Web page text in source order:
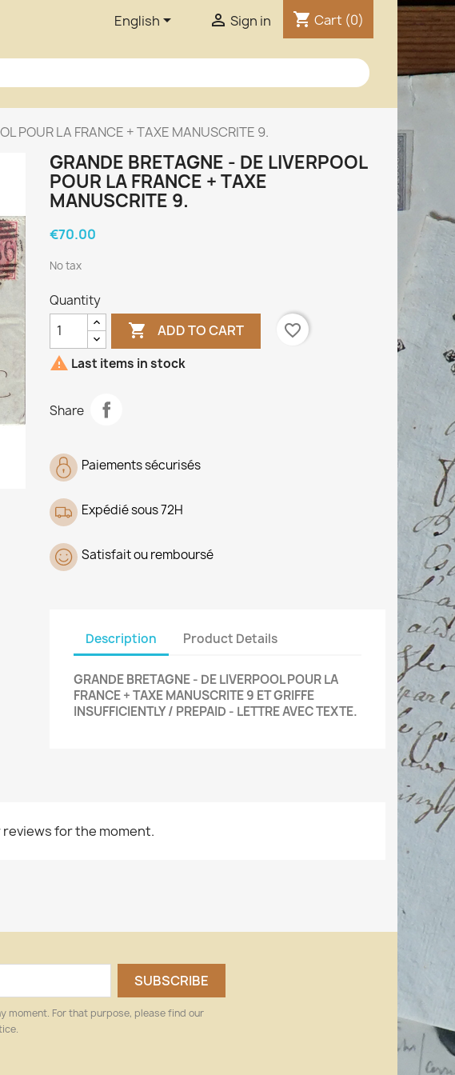
English  Sign in shopping_cart Cart (0)
POUR LA FRANCE + TAXE MANUSCRITE 9.
GRANDE BRETAGNE - DE LIVERPOOL
POUR LA FRANCE + TAXE
MANUSCRITE 9.
€70.00
No tax
Quantity
 ADD TO CART
favorite_border
 Last items in stock
Share
Paiements sécurisés
Expédié sous 72H
Satisfait ou remboursé
Description Product Details
GRANDE BRETAGNE - DE LIVERPOOL POUR LA
FRANCE + TAXE MANUSCRITE 9 ET GRIFFE
INSUFFICIENTLY / PREPAID - LETTRE AVEC TEXTE.
for the moment.
moment. For that purpose, please find our